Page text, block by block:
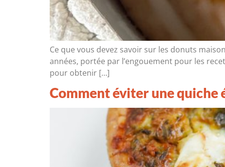
Ce que vous devez savoir sur les donuts
années, portée par l’engouement pour les
pour obtenir […]
Comment éviter une quiche